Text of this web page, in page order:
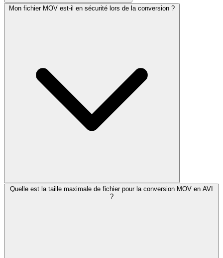
Mon fichier MOV est-il en sécurité lors de la conversion ?
Quelle est la taille maximale de fichier pour la conversion MOV en AVI
?